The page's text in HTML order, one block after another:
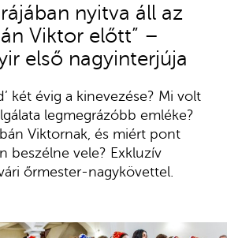
nyitva áll az
Viktor előtt” –
első nagyinterjúja
két évig a kinevezése? Mi volt
legmegrázóbb emléke?
Viktornak, és miért pont
beszélne vele? Exkluzív
őrmester-nagykövettel.